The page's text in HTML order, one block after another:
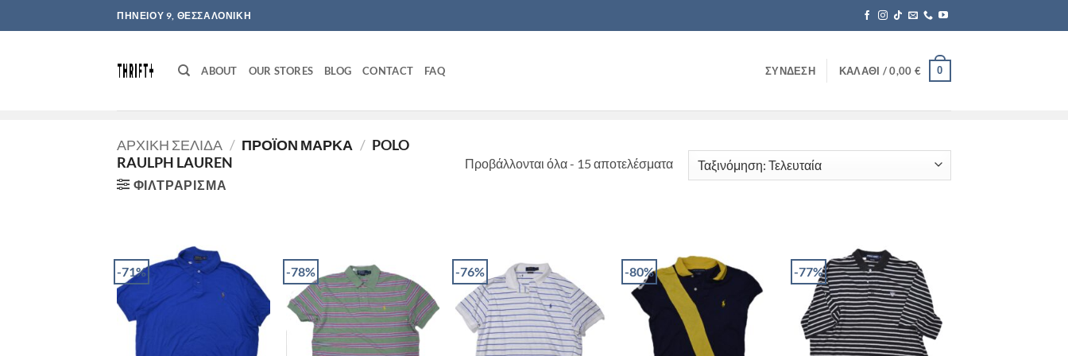
στο
ΠΗΝΕΙΟΥ 9, ΘΕΣΣΑΛΟΝΙΚΗ
ABOUT OUR STORES BLOG CONTACT FAQ ΣΎΝΔΕΣΗ ΚΑΛΆΘΙ /0,00 € 0
ΑΡΧΙΚΉ ΣΕΛΊΔΑ / ΠΡΟΪΌΝ ΜΆΡΚΑ / POLO
RAULPH LAUREN
ΦΙΛΤΡΆΡΙΣΜΑ
Προβάλλονται όλα - 15 αποτελέσματαSorted
-71% -78% -76% -80% -77%